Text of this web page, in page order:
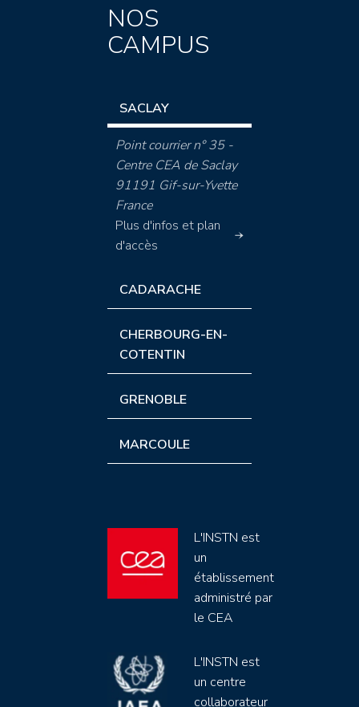
NOS
CAMPUS
SACLAY
Point courrier n° 35 -
Centre CEA de Saclay
91191 Gif-sur-Yvette
France
Plus d'infos et plan
d'accès
CADARACHE
CHERBOURG-EN-
COTENTIN
GRENOBLE
MARCOULE
L'INSTN est
un
établissement
administré par
le CEA
L'INSTN est
un centre
collaborateur